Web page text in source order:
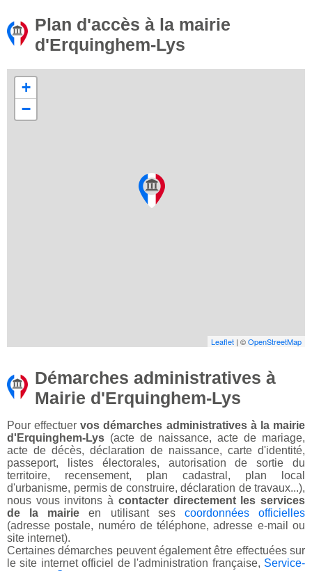
Plan d'accès à la mairie
d'Erquinghem-Lys
+
−
Leaflet | ©OpenStreetMap
Démarches administratives à
Mairie d'Erquinghem-Lys
Pour effectuervos démarches administratives à la mairie
d'Erquinghem-Lys (acte de naissance, acte de mariage,
acte de décès, déclaration de naissance, carte d'identité,
passeport, listes électorales, autorisation de sortie du
territoire, recensement, plan cadastral, plan local
d'urbanisme, permis de construire, déclaration de travaux...),
nous vous invitons à contacter directement les services
de la mairie en utilisant ses coordonnées officielles
(adresse postale, numéro de téléphone, adresse e-mail ou
site internet).
Certaines démarches peuvent également être effectuées sur
le site internet officiel de l'administration française, Service-